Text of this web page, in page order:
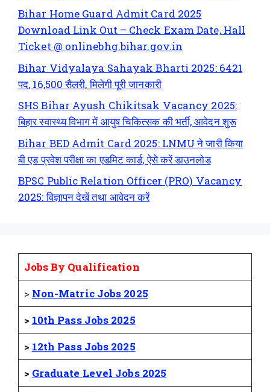
Bihar Home Guard Admit Card 2025
Download Link Out – Check Exam Date, Hall
Ticket @ onlinebhg.bihar.gov.in
Bihar Vidyalaya Sahayak Bharti 2025: 6421
पद, 16,500 सैलरी, मिलेगी पूरी जानकारी
SHS Bihar Ayush Chikitsak Vacancy 2025:
बिहार स्वास्थ्य विभाग में आयुष चिकित्सक की भर्ती, आवेदन शुरू
Bihar BED Admit Card 2025: LNMU ने जारी किया
बी एड प्रवेश परीक्षा का एडमिट कार्ड, ऐसे करें डाउनलोड
BPSC Public Relation Officer (PRO) Vacancy
2025: विज्ञापन देखें तथा आवेदन करें
Jobs By Qualification
> Non-Matric Jobs 2025
> 10th Pass Jobs 2025
> 12th Pass Jobs 2025
> Graduate Level Jobs 2025